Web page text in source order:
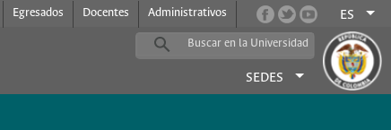
Egresados Docentes Administrativos ES
SEDES